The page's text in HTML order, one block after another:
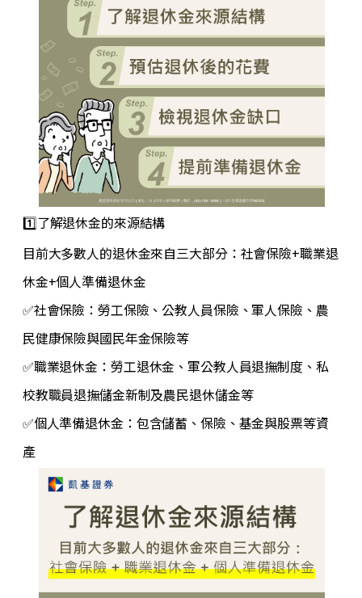
1️⃣了解退休金的來源結構
目前大多數人的退休金來自三大部分：社會保險+職業退
休金+個人準備退休金
✅社會保險：勞工保險、公教人員保險、軍人保險、農
民健康保險與國民年金保險等
✅職業退休金：勞工退休金、軍公教人員退撫制度、私
校教職員退撫儲金新制及農民退休儲金等
✅個人準備退休金：包含儲蓄、保險、基金與股票等資
產